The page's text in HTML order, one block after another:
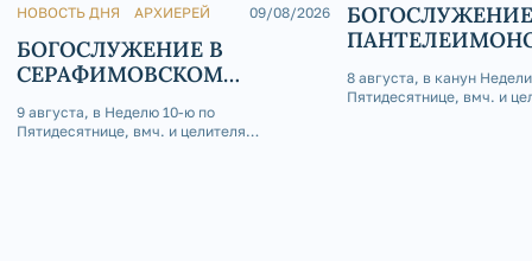
НОВОСТЬ ДНЯ АРХИЕРЕЙ 09/08/2026
БОГОСЛУЖЕНИЕ В
СЕРАФИМОВСКОМ
9 августа, в Неделю 10-ю по
Пятидесятнице, вмч. и целителя
8 августа, в канун
Пятидесятнице, вмч. и